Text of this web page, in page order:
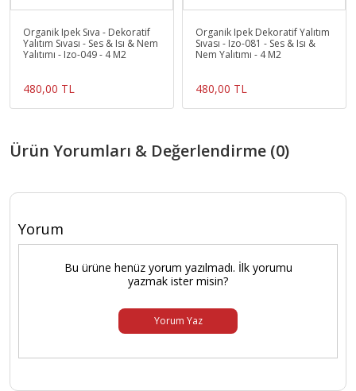
Organik Ipek Sıva - Dekoratif
Yalıtım Sıvası - Ses & Isı & Nem
Yalıtımı - Izo-049 - 4 M2
480,00 TL
Organik Ipek Dekoratif Yalıtım
Sıvası - Izo-081 - Ses & Isı &
Nem Yalıtımı - 4 M2
480,00 TL
Ürün Yorumları & Değerlendirme (0)
Yorum
Bu ürüne henüz yorum yazılmadı. İlk yorumu
yazmak ister misin?
Yorum Yaz